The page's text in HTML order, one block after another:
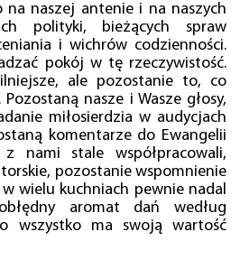
na naszej antenie i na naszych
polityki, bieżących spraw
i wichrów codzienności.
pokój w tę rzeczywistość.
ale pozostanie to, co
nasze i Wasze głosy,
miłosierdzia w audycjach
komentarze do Ewangelii
nami stale współpracowali,
pozostanie wspomnienie
wielu kuchniach pewnie nadal
aromat dań według
wszystko ma swoją wartość